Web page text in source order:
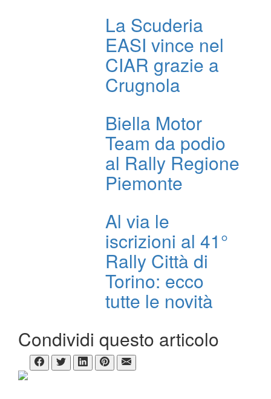
La Scuderia
EASI vince nel
CIAR grazie a
Crugnola
Biella Motor
Team da podio
al Rally Regione
Piemonte
Al via le
iscrizioni al 41°
Rally Città di
Torino: ecco
tutte le novità
Condividi questo articolo